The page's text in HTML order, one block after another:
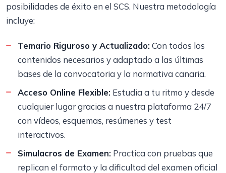
posibilidades de éxito en el SCS. Nuestra metodología
incluye:
Temario Riguroso y Actualizado: Con todos los
contenidos necesarios y adaptado a las últimas
bases de la convocatoria y la normativa canaria.
Acceso Online Flexible: Estudia a tu ritmo y desde
cualquier lugar gracias a nuestra plataforma 24/7
con vídeos, esquemas, resúmenes y test
interactivos.
Simulacros de Examen: Practica con pruebas que
replican el formato y la dificultad del examen oficial